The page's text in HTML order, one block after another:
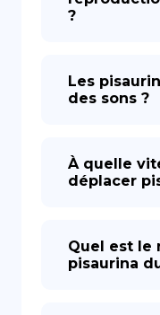
?
Les
des sons ?
À quelle
déplacer
Quel est le
pisaurina